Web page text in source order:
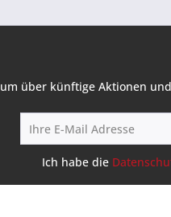
über künftige Aktionen
Ich habe die